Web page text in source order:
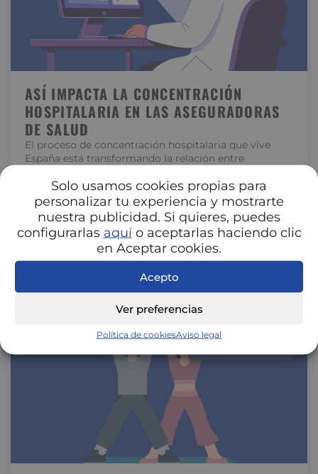
Solo usamos cookies propias para
personalizar tu experiencia y mostrarte
nuestra publicidad. Si quieres, puedes
configurarlas aquío aceptarlas haciendo clic
en Aceptar cookies.
Acepto
Ver preferencias
Política de cookiesAviso legal
ASÍ IMPACTA LA CONCENTRACIÓN
HOSPITALARIA EN LAS ASEGURADORAS
DE SALUD
El proceso de concentración hospitalaria que vive
España está transformando la relación entre